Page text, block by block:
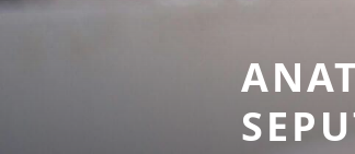
Skip